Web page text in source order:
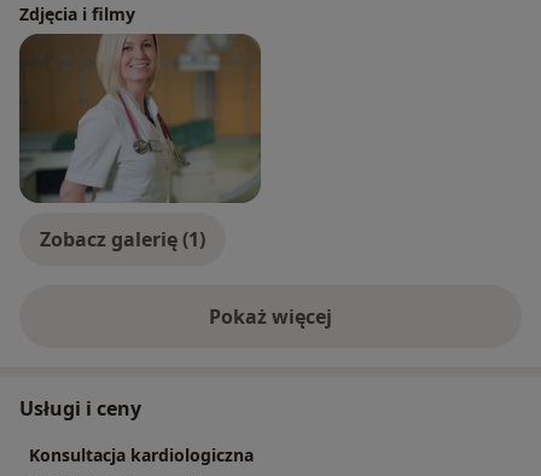
Zdjęcia i filmy
Zobacz galerię (1)
Pokaż więcejo doświadczeniu
Usługi i ceny
Konsultacja kardiologiczna